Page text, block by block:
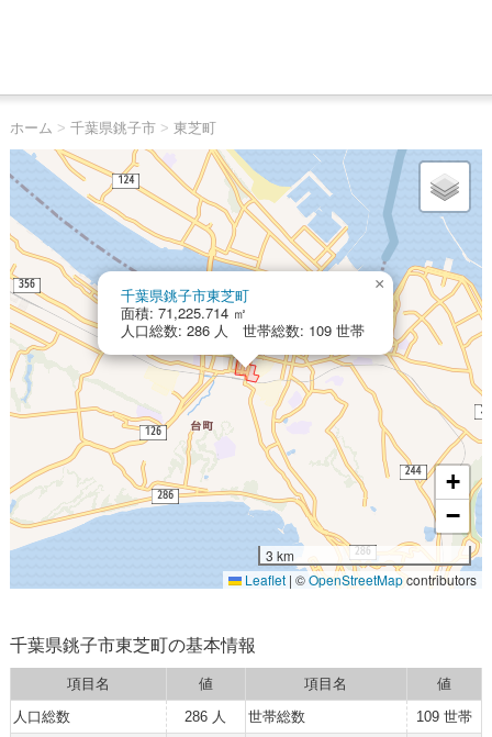
ホーム > 千葉県銚子市> 東芝町
千葉県銚子市東芝町
面積: 71,225.714 ㎡
人口総数: 286 人 世帯総数: 109 世帯
×
+
−
3 km
Leaflet | ©OpenStreetMapcontributors
千葉県銚子市東芝町の基本情報
項目名 値 項目名
値
人口総数
286 人 世帯総数
109 世帯